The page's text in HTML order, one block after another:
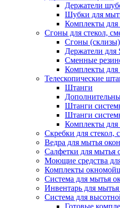
Держатели
Шубки для
Комплекты для
Сгоны для стекол,
Сгоны (склизы)
Держатели для
Сменные
Комплекты для
Телескопические
Штанги
Штанги
Штанги
Комплекты для
Скребки для стекол,
Ведра для мытья окон
Салфетки для мытья
Моющие средства
Комплекты
Система для мытья
Инвентарь для
Система для